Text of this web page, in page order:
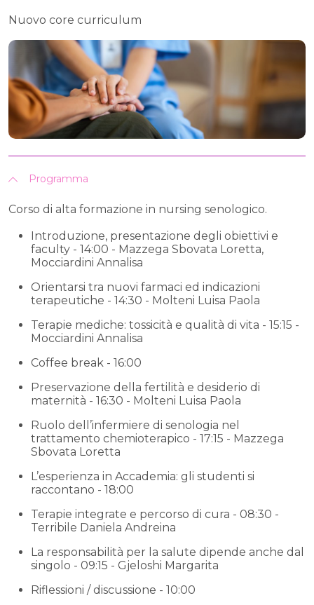
Nuovo core curriculum
Programma
Corso di alta formazione in nursing senologico.
Introduzione, presentazione degli obiettivi e
faculty - 14:00 - Mazzega Sbovata Loretta,
Mocciardini Annalisa
Orientarsi tra nuovi farmaci ed indicazioni
terapeutiche - 14:30 - Molteni Luisa Paola
Terapie mediche: tossicità e qualità di vita - 15:15 -
Mocciardini Annalisa
Coffee break - 16:00
Preservazione della fertilità e desiderio di
maternità - 16:30 - Molteni Luisa Paola
Ruolo dell’infermiere di senologia nel
trattamento chemioterapico - 17:15 - Mazzega
Sbovata Loretta
L’esperienza in Accademia: gli studenti si
raccontano - 18:00
Terapie integrate e percorso di cura - 08:30 -
Terribile Daniela Andreina
La responsabilità per la salute dipende anche dal
singolo - 09:15 - Gjeloshi Margarita
Riflessioni / discussione - 10:00